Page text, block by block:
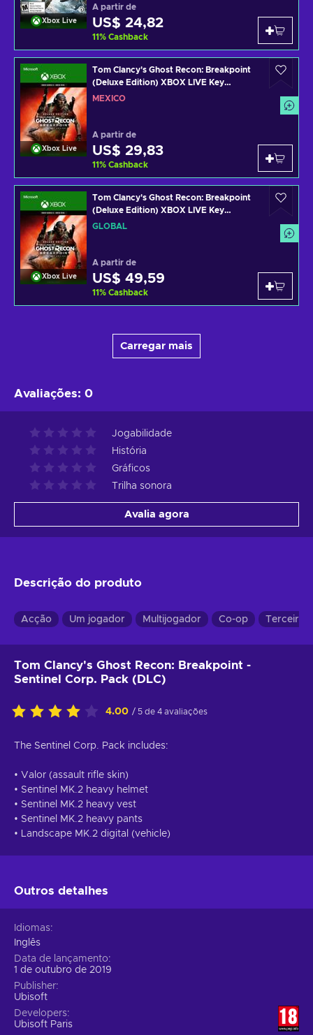
Xbox Live
A partir de
US$ 24,82
11% Cashback
Xbox Live
Tom Clancy's Ghost Recon: Breakpoint
(Deluxe Edition) XBOX LIVE Key
MEXICO
MÉXICO
A partir de
US$ 29,83
11% Cashback
Xbox Live
Tom Clancy's Ghost Recon: Breakpoint
(Deluxe Edition) XBOX LIVE Key
GLOBAL
GLOBAL
A partir de
US$ 49,59
11% Cashback
Carregar mais
Avaliações: 0
Jogabilidade
História
Gráficos
Trilha sonora
Avalia agora
Descrição do produto
Acção Um jogador Multijogador Co-op Terceira
Tom Clancy's Ghost Recon: Breakpoint -
Sentinel Corp. Pack (DLC)
4.00 / 5 de 4 avaliações
The Sentinel Corp. Pack includes:
• Valor (assault rifle skin)
• Sentinel MK.2 heavy helmet
• Sentinel MK.2 heavy vest
• Sentinel MK.2 heavy pants
• Landscape MK.2 digital (vehicle)
Outros detalhes
Idiomas
Inglês
Data de lançamento
1 de outubro de 2019
Publisher
Ubisoft
Developers
Ubisoft Paris